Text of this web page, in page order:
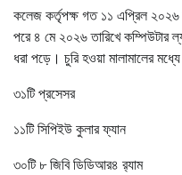
কলেজ কর্তৃপক্ষ গত ১১ এপ্রিল ২০২৬
পরে ৪ মে ২০২৬ তারিখে কম্পিউটার
ধরা পড়ে। চুরি হওয়া মালামালের
৩১টি প্রসেসর
১১টি সিপিইউ কুলার ফ্যান
৩০টি ৮ জিবি ডিডিআর৪ র‌্যাম